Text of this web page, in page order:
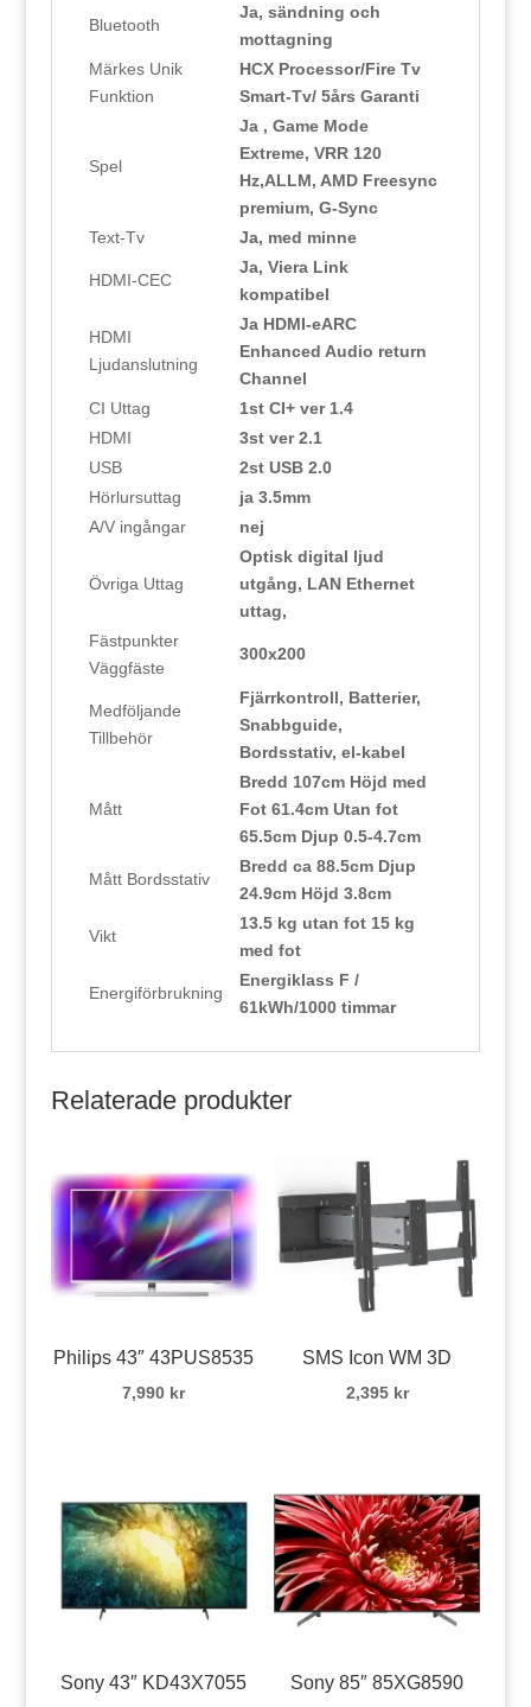
Bluetooth
Ja, sändning och
mottagning
Märkes Unik
Funktion
HCX Processor/Fire Tv
Smart-Tv/ 5års Garanti
Spel
Ja , Game Mode
Extreme, VRR 120
Hz,ALLM, AMD Freesync
premium, G-Sync
Text-Tv
Ja, med minne
HDMI-CEC
Ja, Viera Link
kompatibel
HDMI
Ljudanslutning
Ja HDMI-eARC
Enhanced Audio return
Channel
CI Uttag
1st CI+ ver 1.4
HDMI
3st ver 2.1
USB
2st USB 2.0
Hörlursuttag
ja 3.5mm
A/V ingångar
nej
Övriga Uttag
Optisk digital ljud
utgång, LAN Ethernet
uttag,
Fästpunkter
Väggfäste
300x200
Medföljande
Tillbehör
Fjärrkontroll, Batterier,
Snabbguide,
Bordsstativ, el-kabel
Mått
Bredd 107cm Höjd med
Fot 61.4cm Utan fot
65.5cm Djup 0.5-4.7cm
Mått Bordsstativ
Bredd ca 88.5cm Djup
24.9cm Höjd 3.8cm
Vikt
13.5 kg utan fot 15 kg
med fot
Energiförbrukning
Energiklass F /
61kWh/1000 timmar
Relaterade produkter
Philips 43″ 43PUS8535
7,990 kr
SMS Icon WM 3D
2,395 kr
Sony 43″ KD43X7055 Sony 85″ 85XG8590